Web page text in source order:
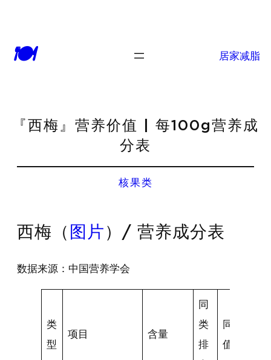
🍽 居家减脂
『西梅』营养价值 | 每100g营养成
分表
核果类
西梅（ 图片 ）/ 营养成分表
数据来源：中国营养学会
类
型
项目 含量
同
类
排
同类均
值